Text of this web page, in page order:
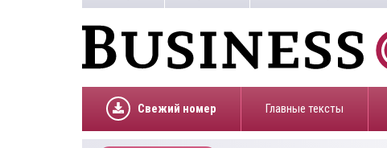
Свежий номер Главные тексты